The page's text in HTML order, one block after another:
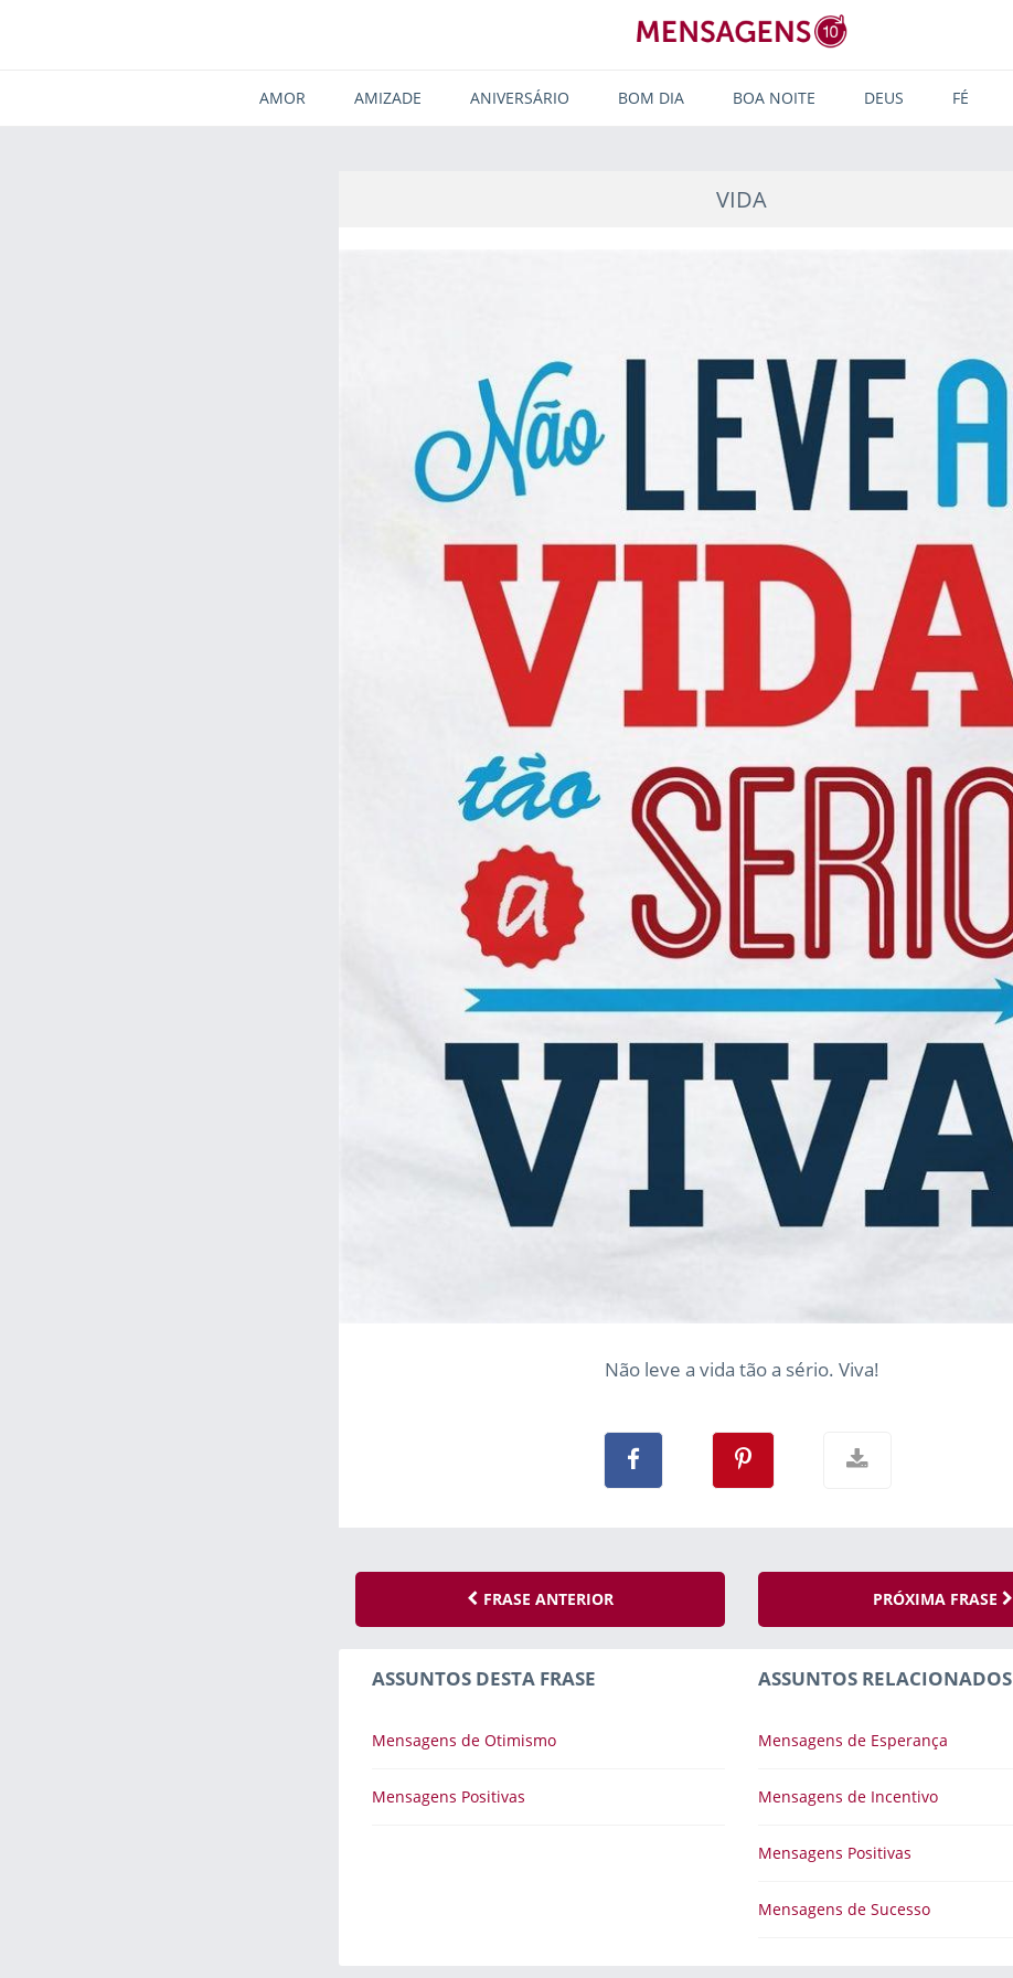
AMOR AMIZADE ANIVERSÁRIO BOM DIA BOA NOITE DEUS FÉ
VIDA
Não leve a vida tão a sério. Viva!
FRASE ANTERIOR PRÓXIMA FRASE
ASSUNTOS DESTA FRASE
Mensagens de Otimismo
Mensagens Positivas
ASSUNTOS RELACIONADOS
Mensagens de Esperança
Mensagens de Incentivo
Mensagens Positivas
Mensagens de Sucesso